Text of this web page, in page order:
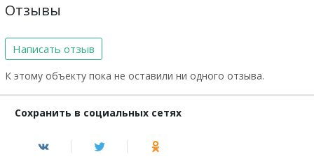
Отзывы
Написать отзыв
К этому объекту пока не оставили ни одного отзыва.
Сохранить в социальных сетях